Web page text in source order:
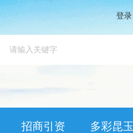
登录
招商引资 多彩昆玉